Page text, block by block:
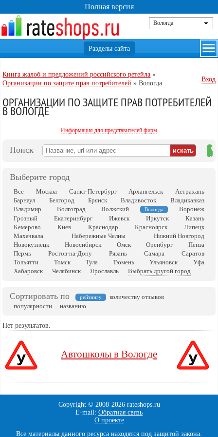
Полная версия
Книга жалоб и предложений российского ретейла »
Организации по защите прав потребителей »Вологда
Вход
ОРГАНИЗАЦИИ ПО ЗАЩИТЕ ПРАВ ПОТРЕБИТЕЛЕЙ
В ВОЛОГДЕ
Информация для представителей фирм
Поиск
на
Выберите город
Все Москва Санкт-Петербург Архангельск
Астрахань
Барнаул
Белгород Брянск Владивосток
Владикавказ
Владимир
Волгоград Волжский Вологда
Воронеж
Грозный
Екатеринбург Ижевск Иркутск
Казань
Кемерово
Киев Краснодар Красноярск
Липецк
Махачкала
Набережные Челны
Нижний Новгород
Новокузнецк
Новосибирск Омск Оренбург
Пенза
Пермь
Ростов-на-Дону Рязань Самара
Саратов
Тольятти
Томск Тула Тюмень Ульяновск
Уфа
Хабаровск
Челябинск Ярославль Выбрать другой город
Сортировать по рейтингу
количеству отзывов
популярности
названию
Нет результатов.
Автошколы в Вологде
Copyright © 2008-2026 rateshops.ru
E-mail: Обратная связь
О проекте
Все материалы данного ресурса находятся под защитой закона.